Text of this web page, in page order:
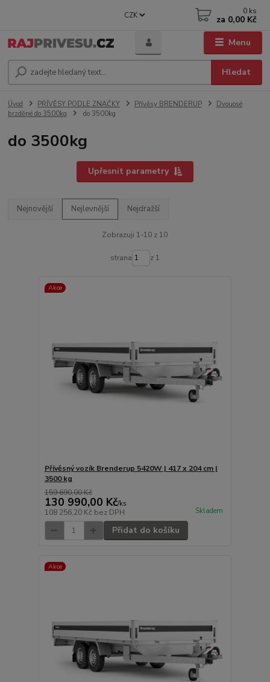
Menu
CZK
Hledat
0 ks
za 0,00 Kč
Úvod PŘÍVĚSY PODLE ZNAČKY Přívěsy BRENDERUP
Dvouosé
brzděné do 3500kg
do 3500kg
do 3500kg
Upřesnit parametry
Nejnovější Nejlevnější Nejdražší
Zobrazuji 1-10 z 10
strana z 1
Akce
Přívěsný vozík Brenderup 5420W | 417 x 204 cm |
3500 kg
159 690,00 Kč
130 990,00 Kč/ks
108 256,20 Kč bez DPH Skladem
Přidat do košíku
Akce